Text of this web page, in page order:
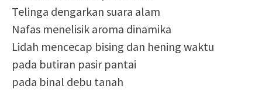
Telinga dengarkan suara alam
Nafas menelisik aroma dinamika
Lidah mencecap bising dan hening waktu
pada butiran pasir pantai
pada binal debu tanah